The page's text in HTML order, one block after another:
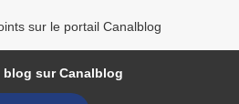
sur le portail Canalblog
blog sur Canalblog